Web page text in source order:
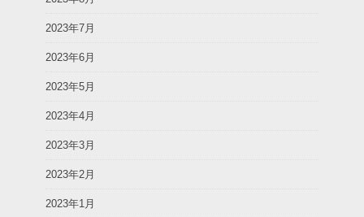
2023年7月
2023年6月
2023年5月
2023年4月
2023年3月
2023年2月
2023年1月